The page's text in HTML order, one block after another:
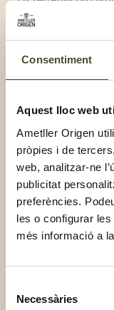
Consentiment
Aquest lloc web
Ametller Origen
pròpies i de
web, analitzar-ne
publicitat
preferències.
les o configurar
més informació a
Necessàries
metres d’altitud
temperatures més
traiem algunes
suportar. I és que
nostres productes
de collir les pomes
enviar-les
Vols saber
menjar poma?
Que té